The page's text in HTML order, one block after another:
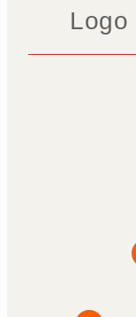
Logo